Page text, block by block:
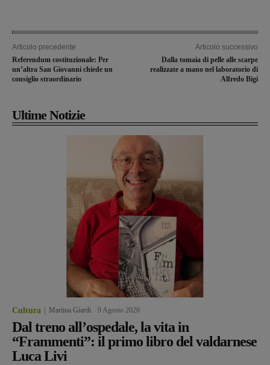
Articolo precedente
Referendum costituzionale: Per
un’altra San Giovanni chiede un
consiglio straordinario
Articolo successivo
Dalla tomaia di pelle alle scarpe
realizzate a mano nel laboratorio di
Alfredo Bigi
Ultime Notizie
Cultura Martina Giardi 9 Agosto 2026
Dal treno all’ospedale, la vita in
“Frammenti”: il primo libro del valdarnese
Luca Livi